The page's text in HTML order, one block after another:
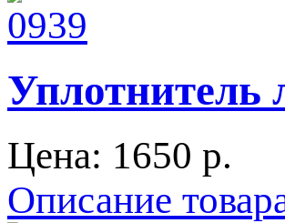
Уплотнитель
Цена: 1650 p.
Описание